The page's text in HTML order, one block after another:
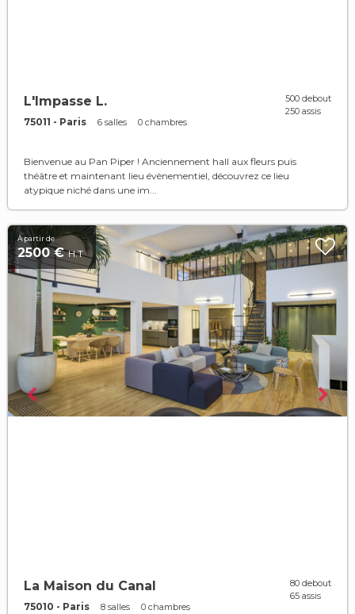
L'Impasse L.
75011 - Paris 6 salles 0 chambres
500 debout
250 assis
Bienvenue au Pan Piper ! Anciennement hall aux fleurs puis
théâtre et maintenant lieu évènementiel, découvrez ce lieu
atypique niché dans une im...
À partir de
2500 €H.T
La Maison du Canal
75010 - Paris 8 salles 0 chambres
80 debout
65 assis